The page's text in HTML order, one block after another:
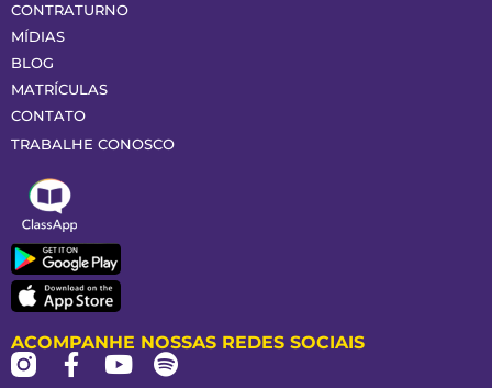
CONTRATURNO
MÍDIAS
BLOG
MATRÍCULAS
CONTATO
TRABALHE CONOSCO
ACOMPANHE NOSSAS REDES SOCIAIS